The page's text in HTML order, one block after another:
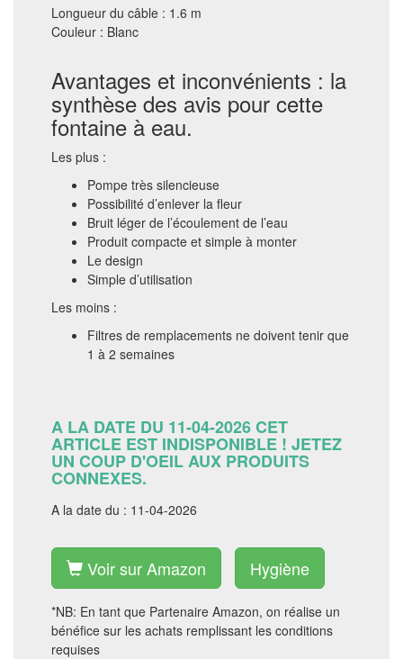
Longueur du câble : 1.6 m
Couleur : Blanc
Avantages et inconvénients : la
synthèse des avis pour cette
fontaine à eau.
Les plus :
Pompe très silencieuse
Possibilité d’enlever la fleur
Bruit léger de l’écoulement de l’eau
Produit compacte et simple à monter
Le design
Simple d’utilisation
Les moins :
Filtres de remplacements ne doivent tenir que
1 à 2 semaines
A LA DATE DU 11-04-2026 CET
ARTICLE EST INDISPONIBLE ! JETEZ
UN COUP D'OEIL AUX PRODUITS
CONNEXES.
A la date du : 11-04-2026
Voir sur Amazon Hygiène
*NB: En tant que Partenaire Amazon, on réalise un
bénéfice sur les achats remplissant les conditions
requises